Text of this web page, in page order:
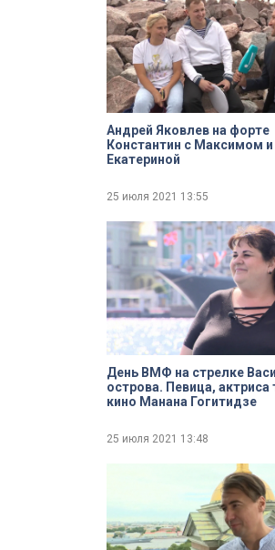
Андрей Яковлев на форте
Константин с Максимом и
Екатериной
25 июля 2021 13:55
День ВМФ на стрелке
острова. Певица, актриса
кино Манана Гогитидзе
25 июля 2021 13:48